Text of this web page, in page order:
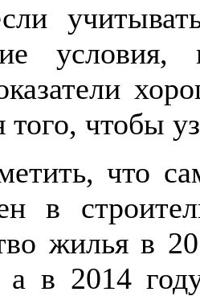
того, чтобы
что
в
жилья в
а в 2014